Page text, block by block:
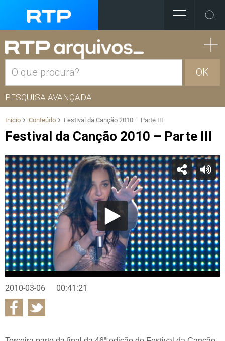
OK
PESQUISA AVANÇADA
Início Conteúdo Festival da Canção 2010 – Parte III
Festival da Canção 2010 – Parte III
2010-03-06 00:41:21